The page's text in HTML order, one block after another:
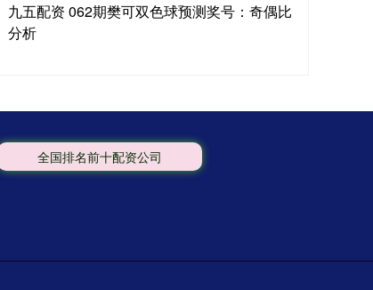
九五配资 062期樊可双色球预测奖号：奇偶比
分析
全国排名前十配资公司